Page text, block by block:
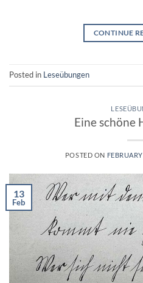
CONTINUE
Posted in Leseübungen
Eine schöne
POSTED ON
13
Feb